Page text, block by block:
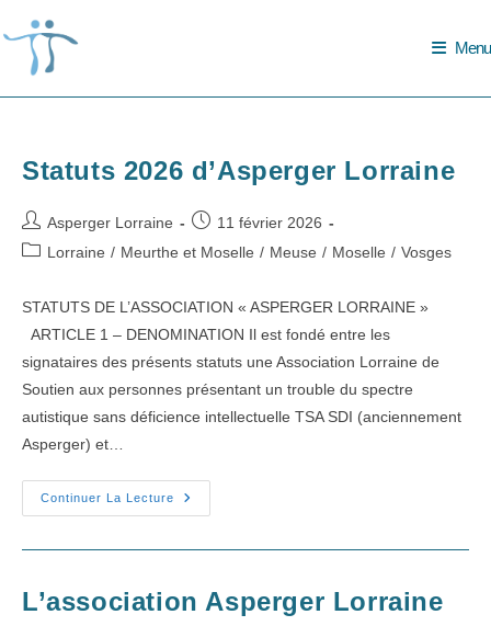
to
content
Menu
Statuts 2026 d’Asperger Lorraine
Auteur/autrice
de
Asperger Lorraine
Publication
publiée :
11 février 2026
PostLorraine / Meurthe et Moselle / Meuse / Moselle / Vosges
STATUTS DE L’ASSOCIATION « ASPERGER LORRAINE »
ARTICLE 1 – DENOMINATION Il est fondé entre les
signataires des présents statuts une Association Lorraine de
Soutien aux personnes présentant un trouble du spectre
autistique sans déficience intellectuelle TSA SDI (anciennement
Asperger) et…
Continuer La Lecture
Statuts
2026
L’association Asperger Lorraine